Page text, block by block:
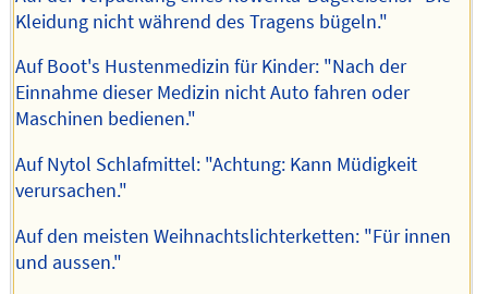
Kleidung nicht während des Tragens bügeln."
Auf Boot's Hustenmedizin für Kinder: "Nach der
Einnahme dieser Medizin nicht Auto fahren oder
Maschinen bedienen."
Auf Nytol Schlafmittel: "Achtung: Kann Müdigkeit
verursachen."
Auf den meisten Weihnachtslichterketten: "Für innen
und aussen."